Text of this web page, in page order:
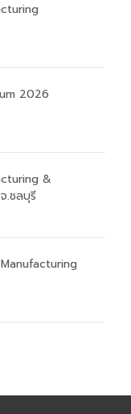
2026
&
.ชลบุรี